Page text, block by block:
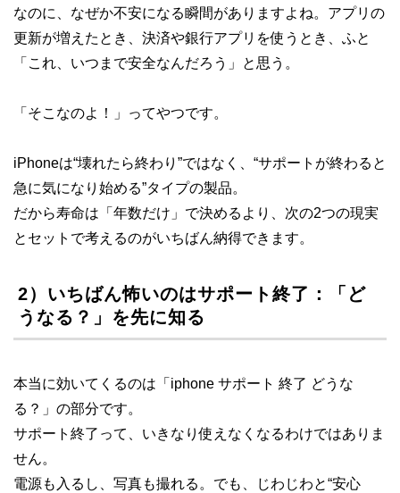
なのに、なぜか不安になる瞬間がありますよね。アプリの
更新が増えたとき、決済や銀行アプリを使うとき、ふと
「これ、いつまで安全なんだろう」と思う。
「そこなのよ！」ってやつです。
iPhoneは“壊れたら終わり”ではなく、“サポートが終わると
急に気になり始める”タイプの製品。
だから寿命は「年数だけ」で決めるより、次の2つの現実
とセットで考えるのがいちばん納得できます。
2）いちばん怖いのはサポート終了：「ど
うなる？」を先に知る
本当に効いてくるのは「iphone サポート 終了 どうな
る？」の部分です。
サポート終了って、いきなり使えなくなるわけではありま
せん。
電源も入るし、写真も撮れる。でも、じわじわと“安心